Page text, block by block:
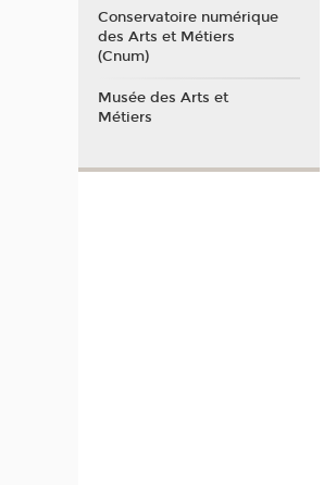
Conservatoire numérique
des Arts et Métiers
(Cnum)
Musée des Arts et
Métiers